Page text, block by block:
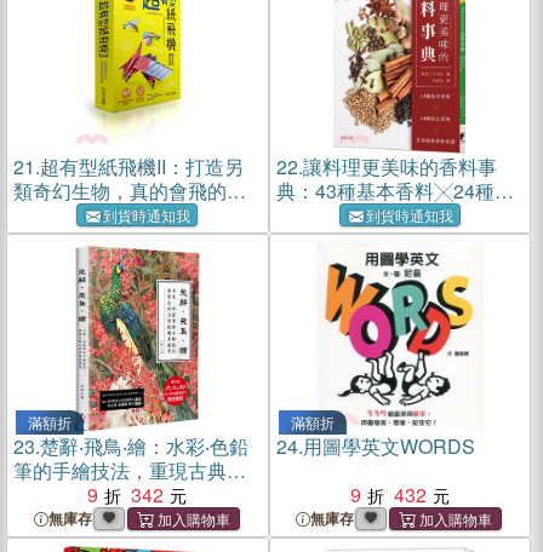
21.超有型紙飛機II：打造另
類奇幻生物，真的會飛的龍
形紙飛機！（附60張印花色
紙）
到貨時通知我
22.讓料理更美味的香料事
典：43種基本香料╳24種混
合香料╳世界經典香料食譜
到貨時通知我
滿額折
23.楚辭‧飛鳥‧繪：水彩‧色鉛
筆的手繪技法，重現古典文
學的唯美畫卷
9 342
無庫存
滿額折
24.用圖學英文WORDS
9
432
無庫存